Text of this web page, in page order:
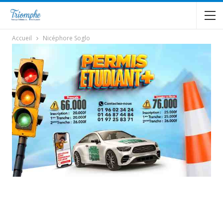
Accueil Nicéphore Soglo